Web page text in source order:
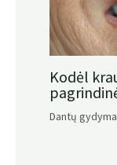
Kodėl
Dantų